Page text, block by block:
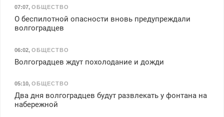
07:07, ОБЩЕСТВО
О беспилотной опасности вновь предупреждали
волгоградцев
06:02, ОБЩЕСТВО
Волгоградцев ждут похолодание и дожди
05:10, ОБЩЕСТВО
Два дня волгоградцев будут развлекать у фонтана на
набережной